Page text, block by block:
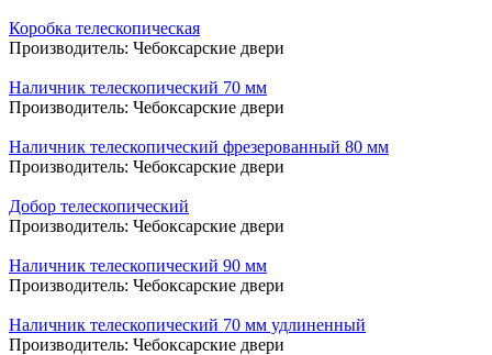
Коробка телескопическая
Производитель: Чебоксарские двери
Наличник телескопический 70 мм
Производитель: Чебоксарские двери
Наличник телескопический фрезерованный 80 мм
Производитель: Чебоксарские двери
Добор телескопический
Производитель: Чебоксарские двери
Наличник телескопический 90 мм
Производитель: Чебоксарские двери
Наличник телескопический 70 мм удлиненный
Производитель: Чебоксарские двери